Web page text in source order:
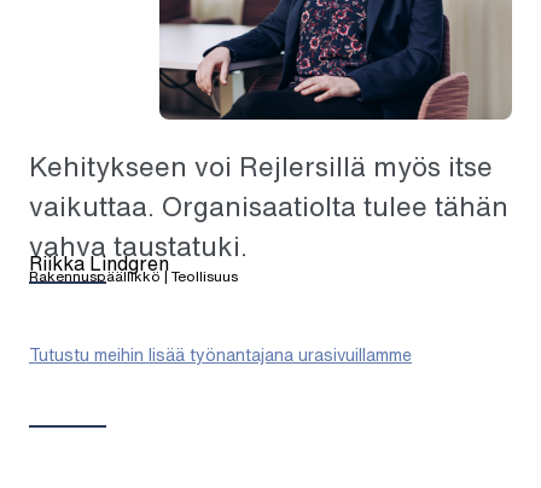
Kehitykseen voi Rejlersillä myös itse
vaikuttaa. Organisaatiolta tulee tähän
vahva taustatuki.
Riikka Lindgren
Rakennuspäällikkö | Teollisuus
Tutustu meihin lisää työnantajana urasivuillamme